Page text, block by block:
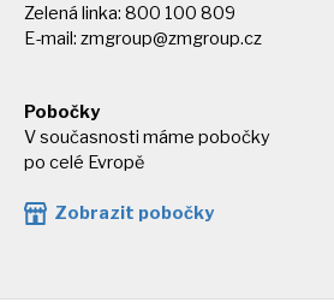
Zelená linka: 800 100 809
E-mail: zmgroup@zmgroup.cz
Pobočky
V současnosti máme pobočky
po celé Evropě
Zobrazit pobočky